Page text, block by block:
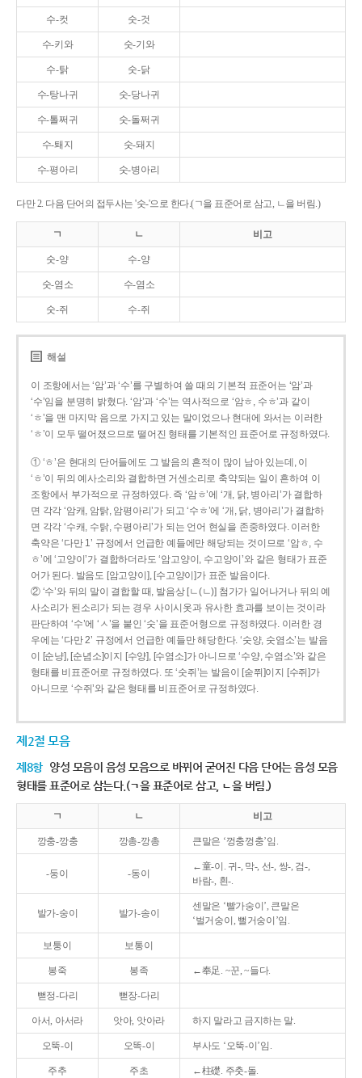
수-컷 숫-것
수-키와 숫-기와
수-탉 숫-닭
수-탕나귀 숫-당나귀
수-톨쩌귀 숫-돌쩌귀
수-퇘지 숫-돼지
수-평아리 숫-병아리
다만 2. 다음 단어의 접두사는 '숫-'으로 한다.(ㄱ을 표준어로 삼고, ㄴ을 버림.)
ㄱ ㄴ 비고
숫-양 수-양
숫-염소 수-염소
숫-쥐 수-쥐
해설
이 조항에서는 ‘암’과 ‘수’를 구별하여 쓸 때의 기본적 표준어는 ‘암’과
‘수’임을 분명히 밝혔다. ‘암’과 ‘수’는 역사적으로 ‘암ㅎ, 수ㅎ’과 같이
‘ㅎ’을 맨 마지막 음으로 가지고 있는 말이었으나 현대에 와서는 이러한
‘ㅎ’이 모두 떨어졌으므로 떨어진 형태를 기본적인 표준어로 규정하였다.
① ‘ㅎ’은 현대의 단어들에도 그 발음의 흔적이 많이 남아 있는데, 이
‘ㅎ’이 뒤의 예사소리와 결합하면 거센소리로 축약되는 일이 흔하여 이
조항에서 부가적으로 규정하였다. 즉 ‘암ㅎ’에 ‘개, 닭, 병아리’가 결합하
면 각각 ‘암캐, 암탉, 암평아리’가 되고 ‘수ㅎ’에 ‘개, 닭, 병아리’가 결합하
면 각각 ‘수캐, 수탉, 수평아리’가 되는 언어 현실을 존중하였다. 이러한
축약은 ‘다만 1’ 규정에서 언급한 예들에만 해당되는 것이므로 ‘암ㅎ, 수
ㅎ’에 ‘고양이’가 결합하더라도 ‘암고양이, 수고양이’와 같은 형태가 표준
어가 된다. 발음도 [암고양이], [수고양이]가 표준 발음이다.
② ‘수’와 뒤의 말이 결합할 때, 발음상 [ㄴ(ㄴ)] 첨가가 일어나거나 뒤의 예
사소리가 된소리가 되는 경우 사이시옷과 유사한 효과를 보이는 것이라
판단하여 ‘수’에 ‘ㅅ’을 붙인 ‘숫’을 표준어형으로 규정하였다. 이러한 경
우에는 ‘다만 2’ 규정에서 언급한 예들만 해당한다. ‘숫양, 숫염소’는 발음
이 [순냥], [순념소]이지 [수양], [수염소]가 아니므로 ‘수양, 수염소’와 같은
형태를 비표준어로 규정하였다. 또 ‘숫쥐’는 발음이 [숟쮜]이지 [수쥐]가
아니므로 ‘수쥐’와 같은 형태를 비표준어로 규정하였다.
제2절 모음
제8항 양성 모음이 음성 모음으로 바뀌어 굳어진 다음 단어는 음성 모음
형태를 표준어로 삼는다.(ㄱ을 표준어로 삼고, ㄴ을 버림.)
ㄱ ㄴ 비고
깡충-깡충 깡총-깡총 큰말은 ‘껑충껑충’임.
-둥이 -동이
←童-이. 귀-, 막-, 선-, 쌍-, 검-,
바람-, 흰-.
발가-숭이 발가-송이
센말은 ‘빨가숭이’, 큰말은
‘벌거숭이, 뻘거숭이’임.
보퉁이 보통이
봉죽 봉족 ←奉足. ~꾼, ~들다.
뻗정-다리 뻗장-다리
아서, 아서라 앗아, 앗아라 하지 말라고 금지하는 말.
오뚝-이 오똑-이 부사도 ‘오뚝-이’임.
주추 주초 ←柱礎. 주춧-돌.